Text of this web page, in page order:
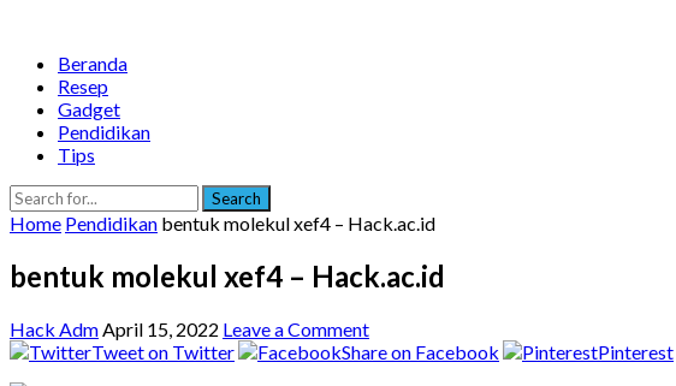
Beranda
Resep
Gadget
Pendidikan
Tips
Search
Home Pendidikan bentuk molekul xef4 – Hack.ac.id
bentuk molekul xef4 – Hack.ac.id
Hack AdmApril 15, 2022 Leave a Comment
Tweet on Twitter
Share on Facebook Pinterest